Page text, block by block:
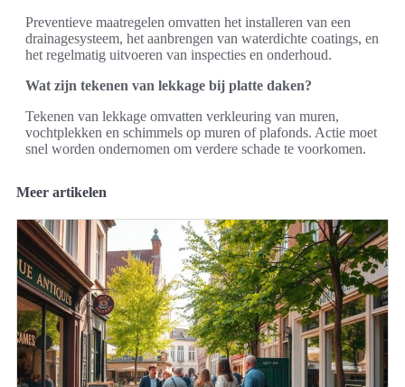
Preventieve maatregelen omvatten het installeren van een
drainagesysteem, het aanbrengen van waterdichte coatings, en
het regelmatig uitvoeren van inspecties en onderhoud.
Wat zijn tekenen van lekkage bij platte daken?
Tekenen van lekkage omvatten verkleuring van muren,
vochtplekken en schimmels op muren of plafonds. Actie moet
snel worden ondernomen om verdere schade te voorkomen.
Meer artikelen